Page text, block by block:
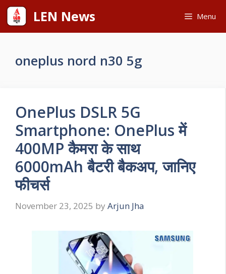
Skip
content
LEN News Menu
oneplus nord n30 5g
OnePlus DSLR 5G
Smartphone: OnePlus में
400MP कैमरा के साथ
6000mAh बैटरी बैकअप, जानिए
फीचर्स
November 23, 2025 by Arjun Jha